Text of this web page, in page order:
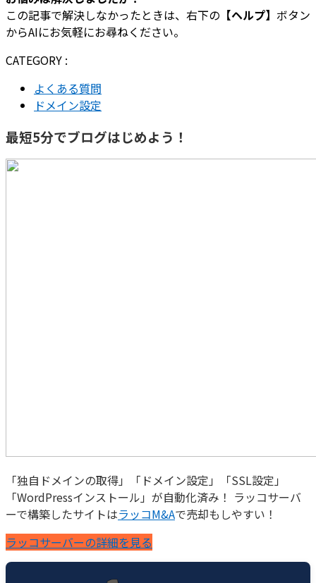
この記事で解決しなかったときは、右下の 【ヘルプ】 ボタン
からAIにお気軽にお尋ねください。
CATEGORY :
よくある質問
ドメイン設定
最短5分でブログはじめよう！
「独自ドメインの取得」「ドメイン設定」「SSL設定」
「WordPressインストール」が自動化済み！ ラッコサーバ
ーで構築したサイトはラッコM&Aで売却もしやすい！
ラッコサーバーの詳細を見る